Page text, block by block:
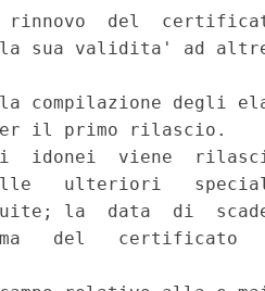
del
la sua validita' ad
compilazione degli
il primo rilascio.
idonei  viene
ulteriori
la  data  di
del   certificato